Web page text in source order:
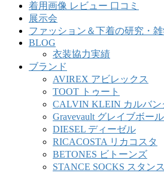
着用画像 レビュー 口コミ
展示会
ファッション＆下着の研究・雑
BLOG
衣装協力実績
ブランド
AVIREX アビレックス
TOOT トゥート
CALVIN KLEIN カルバン
Gravevault グレイブボー
DIESEL ディーゼル
RICACOSTA リカコスタ
BETONES ビトーンズ
STANCE SOCKS スタン